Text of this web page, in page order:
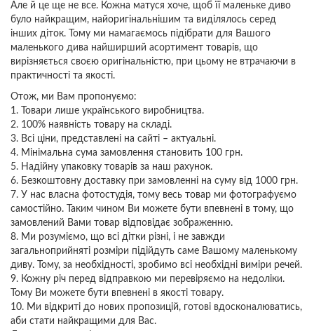
Але й це ще не все. Кожна матуся хоче, щоб її маленьке диво
було найкращим, найоригінальнішим та виділялось серед
інших діток. Тому ми намагаємось підібрати для Вашого
маленького дива найширший асортимент товарів, що
вирізняється своєю оригінальністю, при цьому не втрачаючи в
практичності та якості.
Отож, ми Вам пропонуємо:
1. Товари лише українського виробництва.
2. 100% наявність товару на складі.
3. Всі ціни, представлені на сайті – актуальні.
4. Мінімальна сума замовлення становить 100 грн.
5. Надійну упаковку товарів за наш рахунок.
6. Безкоштовну доставку при замовленні на суму від 1000 грн.
7. У нас власна фотостудія, тому весь товар ми фотографуємо
самостійно. Таким чином Ви можете бути впевнені в тому, що
замовлений Вами товар відповідає зображенню.
8. Ми розуміємо, що всі дітки різні, і не завжди
загальноприйняті розміри підійдуть саме Вашому маленькому
диву. Тому, за необхідності, зробимо всі необхідні виміри речей.
9. Кожну річ перед відправкою ми перевіряємо на недоліки.
Тому Ви можете бути впевнені в якості товару.
10. Ми відкриті до нових пропозицій, готові вдосконалюватись,
аби стати найкращими для Вас.